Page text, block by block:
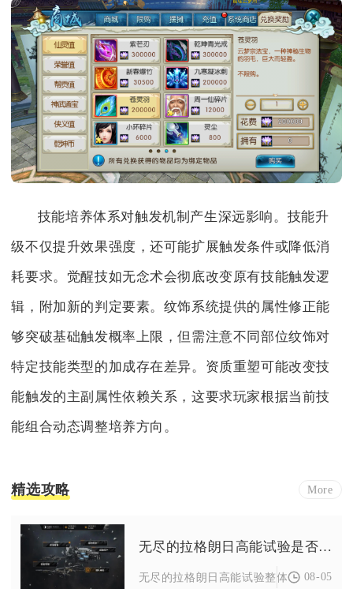
技能培养体系对触发机制产生深远影响。技能升
级不仅提升效果强度，还可能扩展触发条件或降低消
耗要求。觉醒技如无念术会彻底改变原有技能触发逻
辑，附加新的判定要素。纹饰系统提供的属性修正能
够突破基础触发概率上限，但需注意不同部位纹饰对
特定技能类型的加成存在差异。资质重塑可能改变技
能触发的主副属性依赖关系，这要求玩家根据当前技
能组合动态调整培养方向。
精选攻略 More
无尽的拉格朗日高能试验是否可行
无尽的拉格朗日高能试验整体具备可行性
08-05